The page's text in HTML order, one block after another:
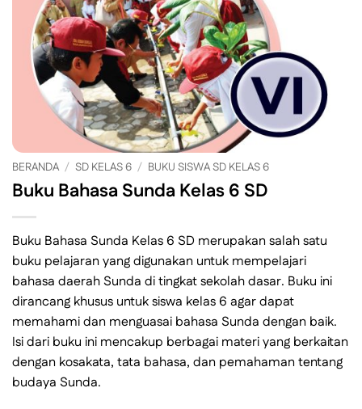
BERANDA / SD KELAS 6 / BUKU SISWA SD KELAS 6
Buku Bahasa Sunda Kelas 6 SD
Buku Bahasa Sunda Kelas 6 SD merupakan salah satu
buku pelajaran yang digunakan untuk mempelajari
bahasa daerah Sunda di tingkat sekolah dasar. Buku ini
dirancang khusus untuk siswa kelas 6 agar dapat
memahami dan menguasai bahasa Sunda dengan baik.
Isi dari buku ini mencakup berbagai materi yang berkaitan
dengan kosakata, tata bahasa, dan pemahaman tentang
budaya Sunda.